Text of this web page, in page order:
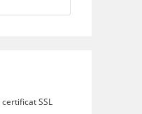
to
SSL